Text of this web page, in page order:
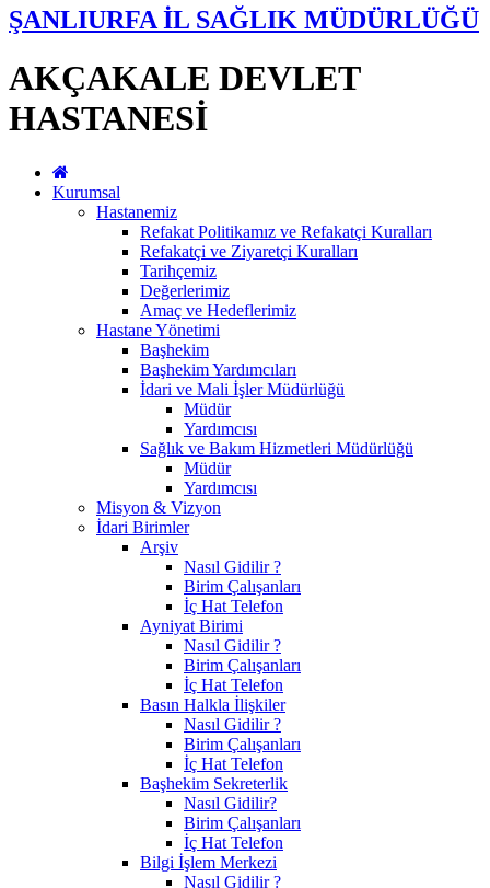
ŞANLIURFA İL SAĞLIK MÜDÜRLÜĞÜ
AKÇAKALE DEVLET
HASTANESİ
Kurumsal
Hastanemiz
Refakat Politikamız ve Refakatçi Kuralları
Refakatçi ve Ziyaretçi Kuralları
Tarihçemiz
Değerlerimiz
Amaç ve Hedeflerimiz
Hastane Yönetimi
Başhekim
Başhekim Yardımcıları
İdari ve Mali İşler Müdürlüğü
Müdür
Yardımcısı
Sağlık ve Bakım Hizmetleri Müdürlüğü
Müdür
Yardımcısı
Misyon & Vizyon
İdari Birimler
Arşiv
Nasıl Gidilir ?
Birim Çalışanları
İç Hat Telefon
Ayniyat Birimi
Nasıl Gidilir ?
Birim Çalışanları
İç Hat Telefon
Basın Halkla İlişkiler
Nasıl Gidilir ?
Birim Çalışanları
İç Hat Telefon
Başhekim Sekreterlik
Nasıl Gidilir?
Birim Çalışanları
İç Hat Telefon
Bilgi İşlem Merkezi
Nasıl Gidilir ?